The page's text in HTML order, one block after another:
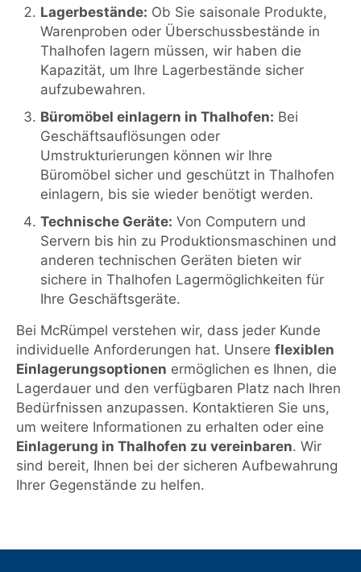
Lagerbestände: Ob Sie saisonale Produkte,
Warenproben oder Überschussbestände in
Thalhofen lagern müssen, wir haben die
Kapazität, um Ihre Lagerbestände sicher
aufzubewahren.
Büromöbel einlagern in Thalhofen: Bei
Geschäftsauflösungen oder
Umstrukturierungen können wir Ihre
Büromöbel sicher und geschützt in Thalhofen
einlagern, bis sie wieder benötigt werden.
Technische Geräte: Von Computern und
Servern bis hin zu Produktionsmaschinen und
anderen technischen Geräten bieten wir
sichere in Thalhofen Lagermöglichkeiten für
Ihre Geschäftsgeräte.
Bei McRümpel verstehen wir, dass jeder Kunde
individuelle Anforderungen hat. Unsere flexiblen
Einlagerungsoptionen ermöglichen es Ihnen, die
Lagerdauer und den verfügbaren Platz nach Ihren
Bedürfnissen anzupassen. Kontaktieren Sie uns,
um weitere Informationen zu erhalten oder eine
Einlagerung in Thalhofen zu vereinbaren. Wir
sind bereit, Ihnen bei der sicheren Aufbewahrung
Ihrer Gegenstände zu helfen.